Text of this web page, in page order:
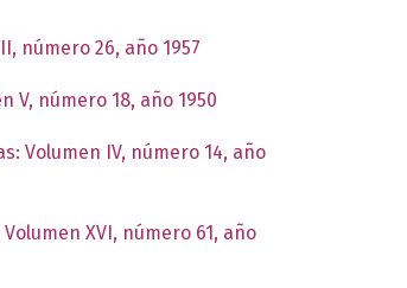
número 26, año 1957
V, número 18, año 1950
Volumen IV, número 14, año
XVI, número 61, año